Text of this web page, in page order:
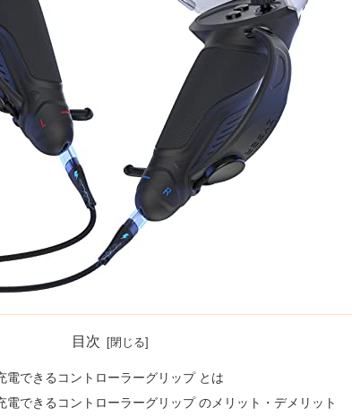
目次
電できるコントローラーグリップ とは
電できるコントローラーグリップ のメリット・デメリット